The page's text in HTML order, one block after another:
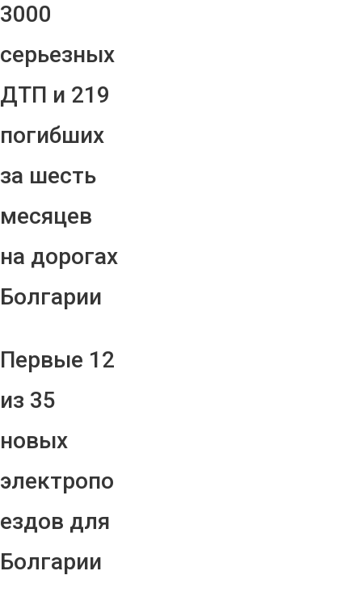
3000
серьезных
ДТП и 219
погибших
за шесть
месяцев
на дорогах
Болгарии
Первые 12
из 35
новых
электропо
ездов для
Болгарии